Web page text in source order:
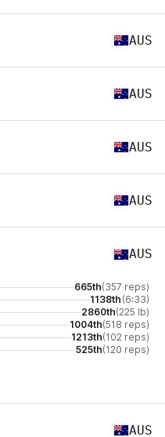
AUS
AUS
AUS
AUS
AUS
665th(357 reps)
1138th (6:33)
2860th(225 lb)
1004th(518 reps)
1213th(102 reps)
525th(120 reps)
AUS